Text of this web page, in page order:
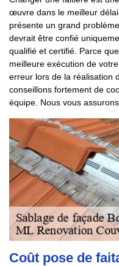
œuvre dans le meilleur
présente un grand
devrait être confié
qualifié et certifié. Parce
meilleure exécution de
erreur lors de la réalisation
conseillons fortement de
équipe. Nous vous
Coût pose de